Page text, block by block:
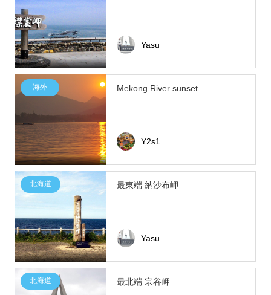
Yasu
海外 Mekong River sunset
Y2s1
北海道 最東端 納沙布岬
Yasu
北海道 最北端 宗谷岬